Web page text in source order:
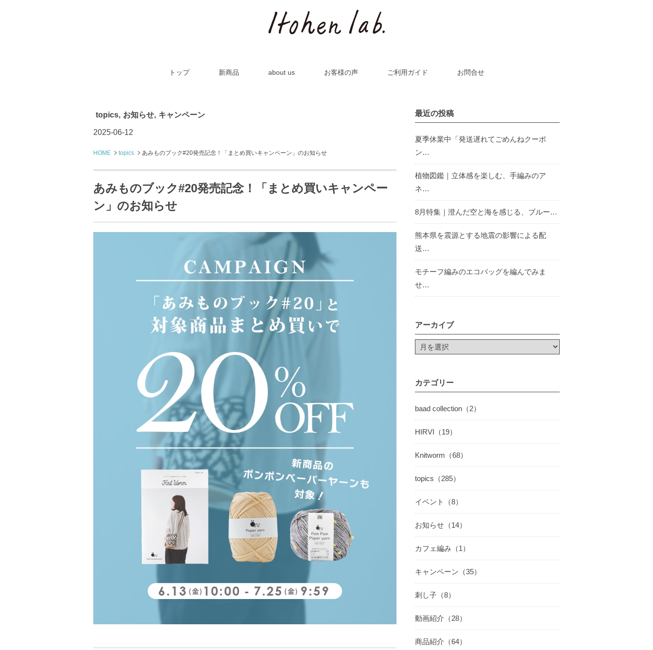
トップ 新商品 about us お客様の声 ご利用ガイド お問合せ
topics, お知らせ, キャンペーン
2025-06-12
HOME topics あみものブック#20発売記念！「まとめ買いキャンペーン」のお知らせ
あみものブック#20発売記念！「まとめ買いキャンペー
ン」のお知らせ
最近の投稿
夏季休業中「発送遅れてごめんねクーポ
ン…
植物図鑑｜立体感を楽しむ、手編みのア
ネ…
8月特集｜澄んだ空と海を感じる、ブルー…
熊本県を震源とする地震の影響による配
送…
モチーフ編みのエコバッグを編んでみま
せ…
アーカイブ
カテゴリー
baad collection（2）
HIRVI（19）
Knitworm（68）
topics（285）
イベント（8）
お知らせ（14）
カフェ編み（1）
キャンペーン（35）
刺し子（8）
動画紹介（28）
商品紹介（64）